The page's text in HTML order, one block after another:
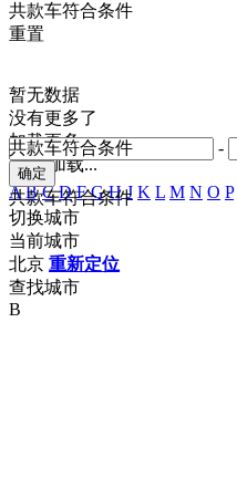
-
共款车符合条件
共款车符合条件
共款车符合条件
重置
暂无数据
没有更多了
加载更多
正在加载...
A B C D F G H J K L M N O P
切换城市
当前城市
北京 重新定位
查找城市
B